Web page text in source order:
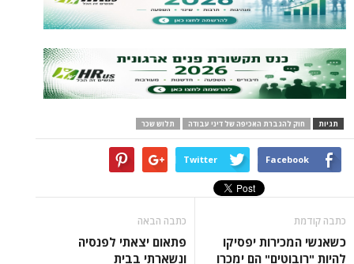
האכיפה של דיני עבודה תלוש שכר
Twitter
יפסיקו
הם ימכרו
פתאום יצאתי לפנסיה
ונשארתי בבית